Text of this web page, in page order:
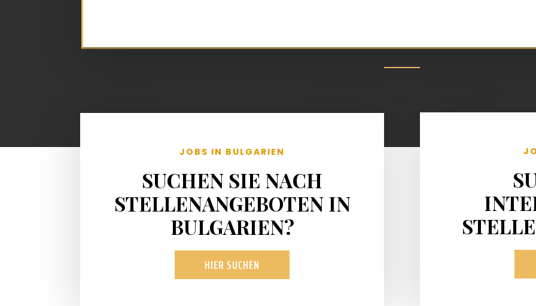
JOBS IN BULGARIEN
SUCHEN SIE NACH
STELLENANGEBOTEN IN
BULGARIEN?
HIER SUCHEN